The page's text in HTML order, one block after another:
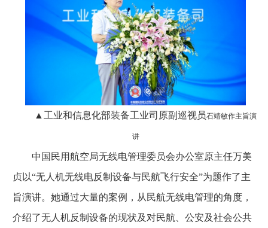
▲工业和信息化部装备工业司原副巡视员石靖敏作主旨演
讲
中国民用航空局无线电管理委员会办公室原主任万美
贞以“无人机无线电反制设备与民航飞行安全”为题作了主
旨演讲。她通过大量的案例，从民航无线电管理的角度，
介绍了无人机反制设备的现状及对民航、公安及社会公共